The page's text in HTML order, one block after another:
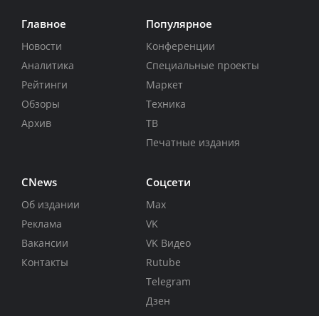
Главное
Новости
Аналитика
Рейтинги
Обзоры
Архив
Популярное
Конференции
Специальные проекты
Маркет
Техника
ТВ
Печатные издания
CNews
Об издании
Реклама
Вакансии
Контакты
Соцсети
Max
VK
VK Видео
Rutube
Telegram
Дзен